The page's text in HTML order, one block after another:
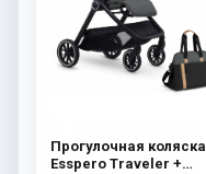
Прогулочная коляска
Esspero Traveler +